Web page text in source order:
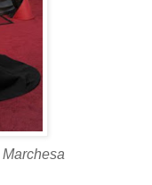
Marchesa